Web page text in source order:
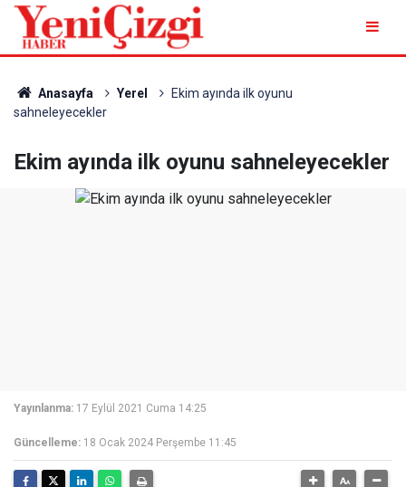
Anasayfa Yerel
Ekim ayında ilk oyunu
sahneleyecekler
Ekim ayında ilk oyunu sahneleyecekler
Yayınlanma: 17 Eylül 2021 Cuma 14:25
Güncelleme: 18 Ocak 2024 Perşembe 11:45